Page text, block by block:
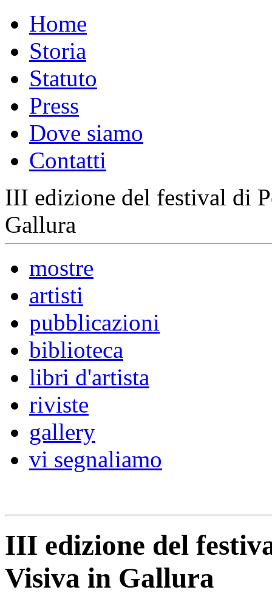
Home
Storia
Statuto
Press
Dove siamo
Contatti
III edizione del festival di
Gallura
mostre
artisti
pubblicazioni
biblioteca
libri d'artista
riviste
gallery
vi segnaliamo
III edizione del
Visiva in Gallura